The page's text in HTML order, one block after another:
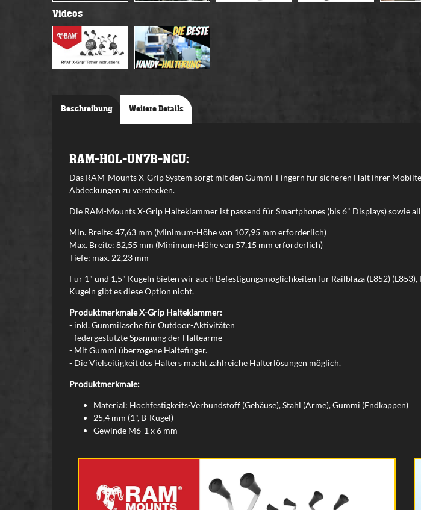
Videos
Beschreibung Weitere Details
RAM-HOL-UN7B-NGU:
Das RAM-Mounts X-Grip System sorgt mit den Gummi-Fingern für sicheren Halt ihrer
Abdeckungen zu verstecken.
Die RAM-Mounts X-Grip Halteklammer ist passend für Smartphones (bis 6" Displays) sowie
Min. Breite: 47,63 mm (Minimum-Höhe von 107,95 mm erforderlich)
Max. Breite: 82,55 mm (Minimum-Höhe von 57,15 mm erforderlich)
Tiefe: max. 22,23 mm
Für 1" und 1,5" Kugeln bieten wir auch Befestigungsmöglichkeiten für Railblaza (L852)
Kugeln gibt es diese Option nicht.
Produktmerkmale X-Grip Halteklammer:
- inkl. Gummilasche für Outdoor-Aktivitäten
- federgestützte Spannung der Haltearme
- Mit Gummi überzogene Haltefinger.
- Die Vielseitigkeit des Halters macht zahlreiche Halterlösungen möglich.
Produktmerkmale:
Material: Hochfestigkeits-Verbundstoff (Gehäuse), Stahl (Arme), Gummi (Endkappen)
25,4 mm (1", B-Kugel)
Gewinde M6-1 x 6 mm